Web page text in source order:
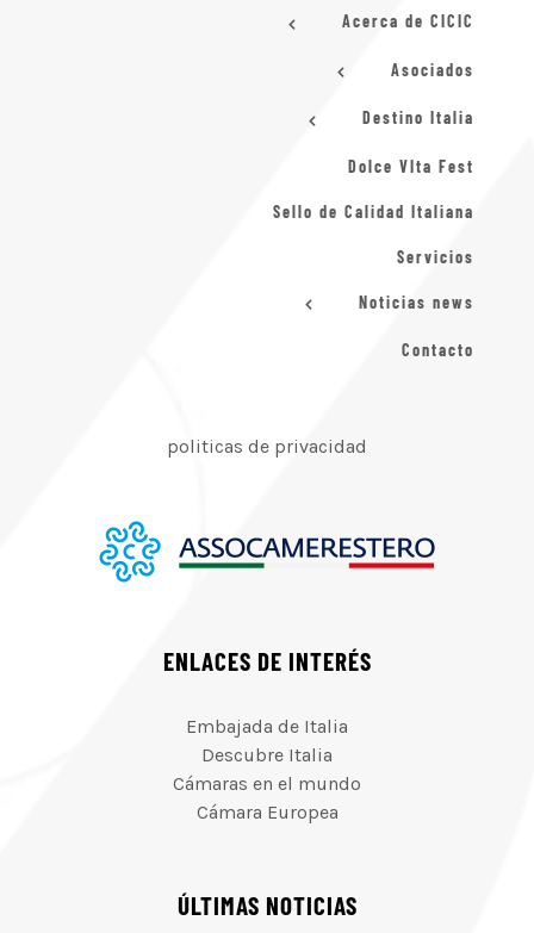
Acerca de CICIC
Asociados
Destino Italia
Dolce VIta Fest
Sello de Calidad Italiana
Servicios
Noticias news
Contacto
politicas de privacidad
ENLACES DE INTERÉS
Embajada de Italia
Descubre Italia
Cámaras en el mundo
Cámara Europea
ÚLTIMAS NOTICIAS